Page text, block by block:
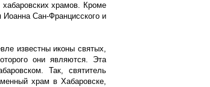
храмов. Кроме
Иоанна Сан-Францисского и
известны иконы святых,
они являются. Эта
Так, святитель
храм в Хабаровске,